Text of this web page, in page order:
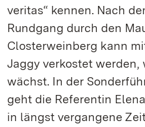
veritas“ kennen. Nach
Rundgang durch den
Closterweinberg kann
Jaggy verkostet
wächst. In der
geht die Referentin
in längst vergangene